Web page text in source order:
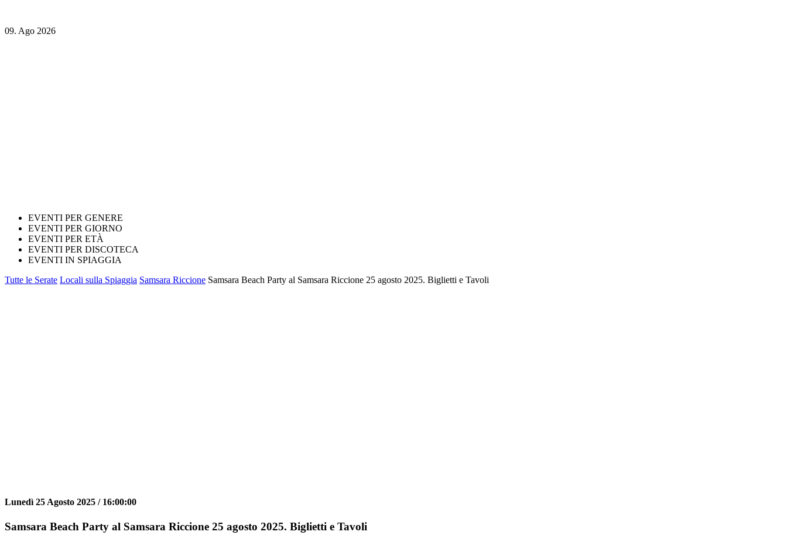
09. Ago 2026
EVENTI PER GENERE
EVENTI PER GIORNO
EVENTI PER ETÀ
EVENTI PER DISCOTECA
EVENTI IN SPIAGGIA
Tutte le Serate Locali sulla Spiaggia Samsara Riccione Samsara Beach Party al Samsara Riccione 25 agosto 2025. Biglietti e Tavoli
Lunedì 25 Agosto 2025 / 16:00:00
Samsara Beach Party al Samsara Riccione 25 agosto 2025. Biglietti e Tavoli